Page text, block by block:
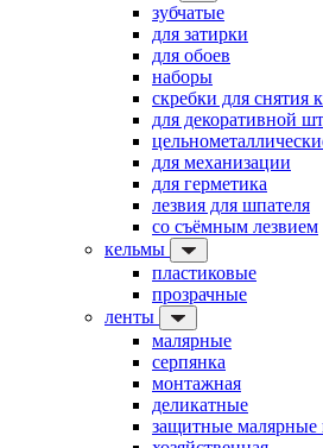
зубчатые
для затирки
для обоев
наборы
скребки для снятия
для декоративной
для механизации
для герметика
лезвия для шпателя
со съёмным лезвием
кельмы
пластиковые
прозрачные
ленты
малярные
серпянка
монтажная
деликатные
защитные малярные